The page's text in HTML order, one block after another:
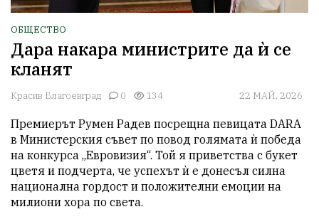
ОБЩЕСТВО
Дара накара министрите да ѝ се
кланят
Красив Благоевград 0 134 22 МАЙ, 2026
Премиерът Румен Радев посрещна певицата DARA
в Министерския съвет по повод голямата ѝ победа
на конкурса „Евровизия“. Той я приветства с букет
цветя и подчерта, че успехът ѝ е донесъл силна
национална гордост и положителни емоции на
милиони хора по света.